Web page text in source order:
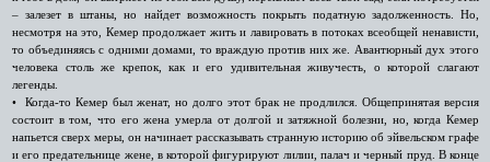
– залезет в штаны, но найдет возможность покрыть податную задолженность. Но,
несмотря на это, Кемер продолжает жить и лавировать в потоках всеобщей ненависти,
то объединяясь с одними домами, то враждую против них же. Авантюрный дух этого
человека столь же крепок, как и его удивительная живучесть, о которой слагают
легенды.
• Когда-то Кемер был женат, но долго этот брак не продлился. Общепринятая версия
состоит в том, что его жена умерла от долгой и затяжной болезни, но, когда Кемер
напьется сверх меры, он начинает рассказывать странную историю об эйвельском графе
и его предательнице жене, в которой фигурируют лилии, палач и черный пруд. В конце